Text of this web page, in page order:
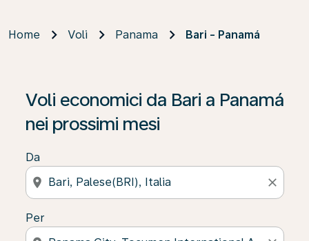
Home Voli Panama Bari - Panamá
Voli economici da Bari a Panamá
nei prossimi mesi
Da
location_on close
Per
Se non trova risultati, faccia clic su “Cerca le offerte”